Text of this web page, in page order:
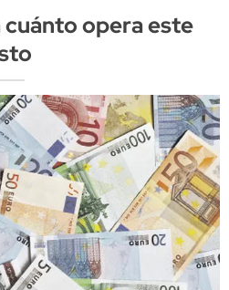
cuánto opera este